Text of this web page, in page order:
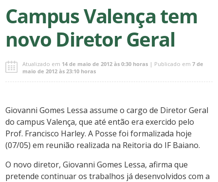
Campus Valença tem
novo Diretor Geral
Atualizado em 14 de maio de 2012 às 0:30 horas | Publicado em7 de
maio de 2012 às 23:10 horas
Giovanni Gomes Lessa assume o cargo de Diretor Geral
do campus Valença, que até então era exercido pelo
Prof. Francisco Harley. A Posse foi formalizada hoje
(07/05) em reunião realizada na Reitoria do IF Baiano.
O novo diretor, Giovanni Gomes Lessa, afirma que
pretende continuar os trabalhos já desenvolvidos com a